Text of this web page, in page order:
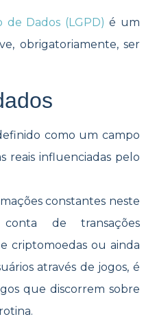
de Dados (LGPD) é um
obrigatoriamente, ser
como um campo
reais influenciadas pelo
constantes neste
de transações
criptomoedas ou ainda
através de jogos, é
que discorrem sobre